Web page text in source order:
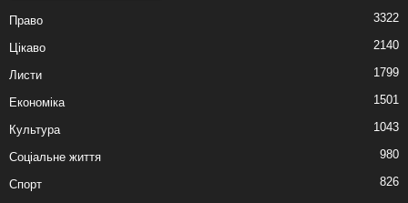
Право 3322
Цікаво 2140
Листи 1799
Економіка 1501
Культура 1043
Соціальне життя 980
Спорт 826